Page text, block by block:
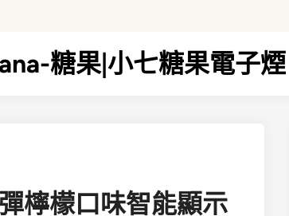
糖果|小七糖果電子煙
檸檬口味智能顯示